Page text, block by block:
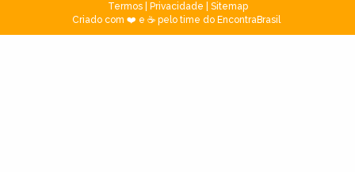
Termos| Privacidade
Sitemap
Criado com ❤️ e ☕ pelo time do EncontraBrasil